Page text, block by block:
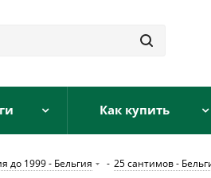
Как купить
до 1999 - Бельгия - 25 сантимов -